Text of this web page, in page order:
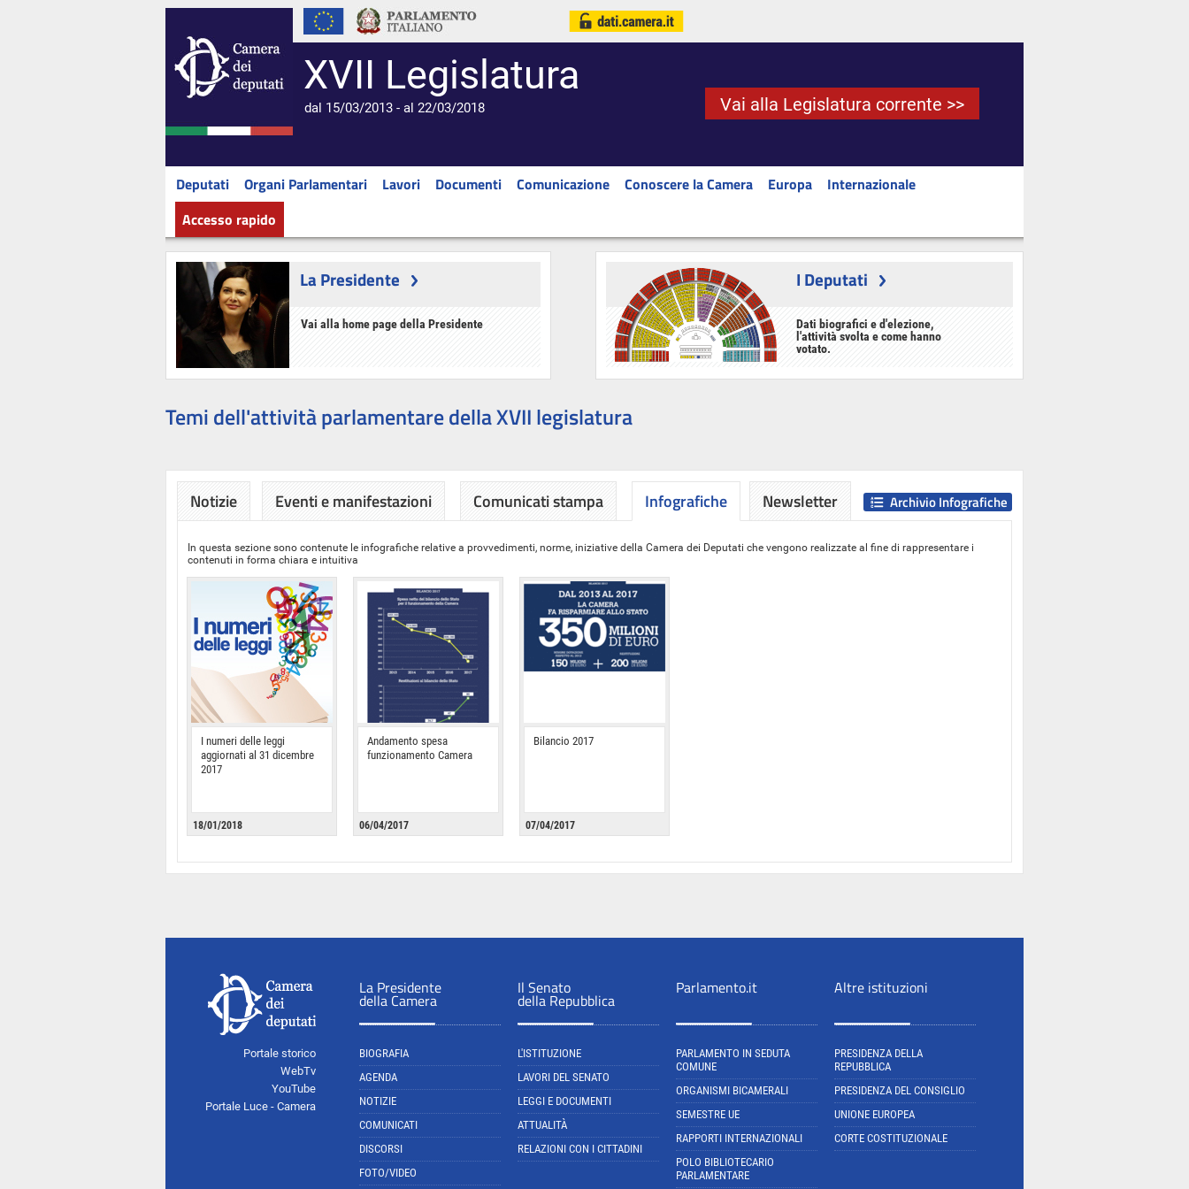
XVII Legislatura
dal 15/03/2013 - al 22/03/2018 Vai alla Legislatura corrente >>
Deputati Organi Parlamentari Lavori Documenti Comunicazione Conoscere la Camera Europa
Internazionale
Accesso rapido
La Presidente
Vai alla home page della Presidente
I Deputati
Dati biografici e d'elezione,
l'attività svolta e come hanno
votato.
Temi dell'attività parlamentare della XVII legislatura
Notizie Eventi e manifestazioni Comunicati stampa Infografiche
In questa sezione sono contenute le infografiche relative a provvedimenti, norme, iniziative della Camera dei Deputati che vengono realizzate al fine di rappresentare i
contenuti in forma chiara e intuitiva
I numeri delle leggi
aggiornati al 31 dicembre
2017
18/01/2018
Andamento spesa
funzionamento Camera
06/04/2017
Bilancio 2017
07/04/2017
Archivio Infografiche
Newsletter
Portale storico
WebTv
YouTube
Portale Luce - Camera
La Presidente
della Camera
BIOGRAFIA
AGENDA
NOTIZIE
COMUNICATI
DISCORSI
FOTO/VIDEO
Il Senato
della Repubblica
L'ISTITUZIONE
LAVORI DEL SENATO
LEGGI E DOCUMENTI
ATTUALITÀ
RELAZIONI CON I CITTADINI
Parlamento.it
PARLAMENTO IN SEDUTA
COMUNE
ORGANISMI BICAMERALI
SEMESTRE UE
RAPPORTI INTERNAZIONALI
POLO BIBLIOTECARIO
PARLAMENTARE
Altre istituzioni
PRESIDENZA DELLA
REPUBBLICA
PRESIDENZA DEL CONSIGLIO
UNIONE EUROPEA
CORTE COSTITUZIONALE